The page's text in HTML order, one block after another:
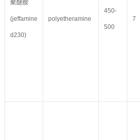
聚醚胺
(jeffamine
d230)
polyetheramine
450-
500
7